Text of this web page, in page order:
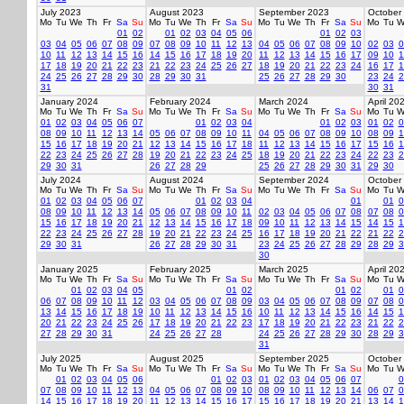
July 2023
Mo Tu We Th Fr Sa Su
01
02
03 04 05 06 07 08 09
10 11 12 13 14 15 16
17
18 19 20 21 22 23
24 25 26 27 28 29 30
31
August 2023
Mo Tu We Th Fr Sa Su
01
02 03 04 05 06
07 08 09 10 11 12
13
14 15 16 17 18 19 20
21
22 23 24 25 26 27
28 29 30 31
September 2023
Mo Tu We Th Fr Sa Su
01
02 03
04 05 06 07 08 09
10
11
12 13 14 15 16
17
18
19 20 21 22 23 24
25 26 27 28 29 30
October
Mo Tu
02 03
09
10
16
17
23 24
30 31
January 2024
Mo Tu We Th Fr Sa Su
01
02 03 04 05 06 07
08 09 10 11 12 13
14
15 16 17 18 19 20 21
22 23 24 25 26 27 28
29 30 31
February 2024
Mo Tu We Th Fr Sa Su
01
02 03 04
05 06 07 08 09 10 11
12
13 14 15 16 17
18
19 20 21 22 23 24 25
26 27 28 29
March 2024
Mo Tu We Th Fr Sa Su
01
02 03
04 05 06 07 08 09
10
11
12 13 14 15 16
17
18
19 20 21 22 23 24
25 26 27 28 29 30 31
April
Mo Tu
01
02
08 09
15 16
22 23
29 30
July 2024
Mo Tu We Th Fr Sa Su
01
02 03 04 05 06 07
08 09 10 11 12 13
14
15 16 17 18 19 20 21
22 23 24 25 26 27 28
29 30 31
August 2024
Mo Tu We Th Fr Sa Su
01
02 03 04
05 06 07 08 09 10 11
12
13 14 15 16 17
18
19 20 21 22 23 24 25
26 27 28 29 30 31
September 2024
Mo Tu We Th Fr Sa Su
01
02 03 04 05 06 07 08
09
10 11 12 13 14 15
16
17 18 19 20 21
22
23 24 25 26 27 28 29
30
October
Mo Tu
01
07 08
14 15
21
22
28 29
January 2025
Mo Tu We Th Fr Sa Su
01
02 03 04 05
06 07 08 09 10 11
12
13
14 15 16 17 18
19
20 21 22 23 24 25 26
27 28 29 30 31
February 2025
Mo Tu We Th Fr Sa Su
01
02
03 04 05 06 07 08 09
10 11 12 13 14 15 16
17
18 19 20 21 22 23
24 25 26 27 28
March 2025
Mo Tu We Th Fr Sa Su
01
02
03 04 05 06 07 08 09
10 11 12 13 14 15 16
17
18 19 20 21 22 23
24 25 26 27 28 29 30
31
April
Mo Tu
01
07 08
14 15
21
22
28 29
July 2025
Mo Tu We Th Fr Sa Su
01
02 03 04 05 06
07 08 09 10 11 12
13
14 15 16 17 18 19 20
August 2025
Mo Tu We Th Fr Sa Su
01
02 03
04 05 06 07 08 09
10
11
12 13 14 15 16 17
September 2025
Mo Tu We Th Fr Sa Su
01
02 03 04 05 06 07
08 09 10 11 12 13
14
15 16 17 18 19 20 21
October
Mo Tu
06 07
13
14